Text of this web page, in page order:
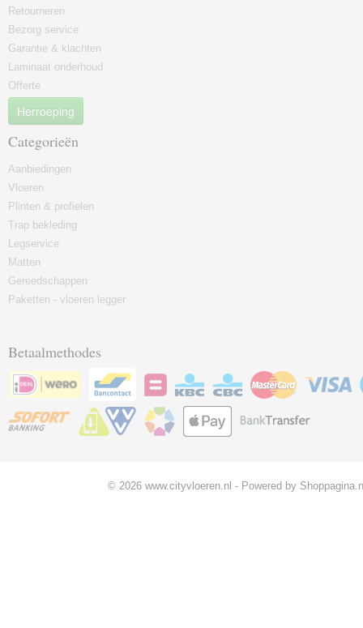
Retourneren
Bezorg service
Garantie & klachten
Laminaat onderhoud
Offerte
Herroeping
Categorieën
Aanbiedingen
Vloeren
Plinten & profielen
Trap bekleding
Legservice
Matten
Gereedschappen
Paketten - vloeren legger
Betaalmethodes
© 2026 www.cityvloeren.nl - Powered by